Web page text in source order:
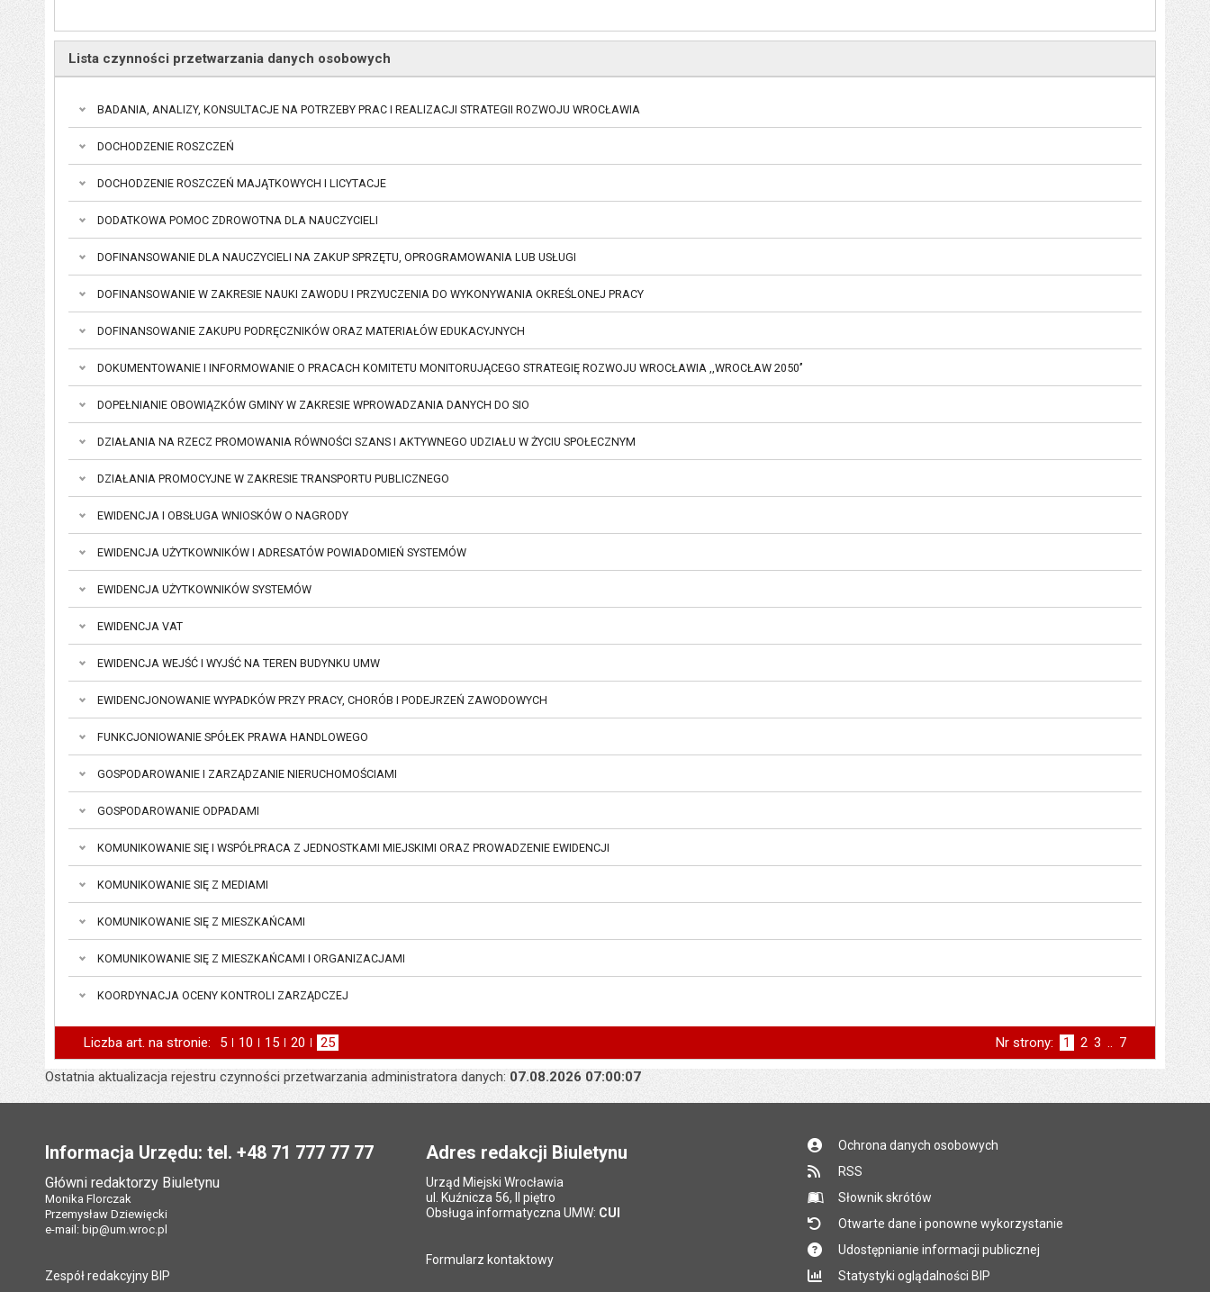
Lista czynności przetwarzania danych osobowych
BADANIA, ANALIZY, KONSULTACJE NA POTRZEBY PRAC I REALIZACJI STRATEGII ROZWOJU WROCŁAWIA
DOCHODZENIE ROSZCZEŃ
DOCHODZENIE ROSZCZEŃ MAJĄTKOWYCH I LICYTACJE
DODATKOWA POMOC ZDROWOTNA DLA NAUCZYCIELI
DOFINANSOWANIE DLA NAUCZYCIELI NA ZAKUP SPRZĘTU, OPROGRAMOWANIA LUB USŁUGI
DOFINANSOWANIE W ZAKRESIE NAUKI ZAWODU I PRZYUCZENIA DO WYKONYWANIA OKREŚLONEJ PRACY
DOFINANSOWANIE ZAKUPU PODRĘCZNIKÓW ORAZ MATERIAŁÓW EDUKACYJNYCH
DOKUMENTOWANIE I INFORMOWANIE O PRACACH KOMITETU MONITORUJĄCEGO STRATEGIĘ ROZWOJU WROCŁAWIA ,,WROCŁAW 2050’’
DOPEŁNIANIE OBOWIĄZKÓW GMINY W ZAKRESIE WPROWADZANIA DANYCH DO SIO
DZIAŁANIA NA RZECZ PROMOWANIA RÓWNOŚCI SZANS I AKTYWNEGO UDZIAŁU W ŻYCIU SPOŁECZNYM
DZIAŁANIA PROMOCYJNE W ZAKRESIE TRANSPORTU PUBLICZNEGO
EWIDENCJA I OBSŁUGA WNIOSKÓW O NAGRODY
EWIDENCJA UŻYTKOWNIKÓW I ADRESATÓW POWIADOMIEŃ SYSTEMÓW
EWIDENCJA UŻYTKOWNIKÓW SYSTEMÓW
EWIDENCJA VAT
EWIDENCJA WEJŚĆ I WYJŚĆ NA TEREN BUDYNKU UMW
EWIDENCJONOWANIE WYPADKÓW PRZY PRACY, CHORÓB I PODEJRZEŃ ZAWODOWYCH
FUNKCJONIOWANIE SPÓŁEK PRAWA HANDLOWEGO
GOSPODAROWANIE I ZARZĄDZANIE NIERUCHOMOŚCIAMI
GOSPODAROWANIE ODPADAMI
KOMUNIKOWANIE SIĘ I WSPÓŁPRACA Z JEDNOSTKAMI MIEJSKIMI ORAZ PROWADZENIE EWIDENCJI
KOMUNIKOWANIE SIĘ Z MEDIAMI
KOMUNIKOWANIE SIĘ Z MIESZKAŃCAMI
KOMUNIKOWANIE SIĘ Z MIESZKAŃCAMI I ORGANIZACJAMI
KOORDYNACJA OCENY KONTROLI ZARZĄDCZEJ
Liczba art. na stronie: Pokaż
5 elementów na stronie
Pokaż
10 elementów
na stronie
Pokaż
15 elementów
na stronie
Pokaż
20 elementów
na stronie
Pokaż
25
na stronie
Nr strony: Strona
1 Strona
2 Strona
3 .. Strona
7
następna
Ostatnia aktualizacja rejestru czynności przetwarzania administratora danych: 07.08.2026 07:00:07
Informacja Urzędu: tel. +48 71 777 77 77
Główni redaktorzy Biuletynu
Monika Florczak
Przemysław Dziewięcki
e-mail: bip@um.wroc.pl
Zespół redakcyjny BIP
Adres redakcji Biuletynu
Urząd Miejski Wrocławia
ul. Kuźnicza 56, II piętro
Obsługa informatyczna UMW: CUI
Formularz kontaktowy
Ochrona danych osobowych
RSS
Słownik skrótów
Otwarte dane i ponowne wykorzystanie
Udostępnianie informacji publicznej
Statystyki oglądalności BIP